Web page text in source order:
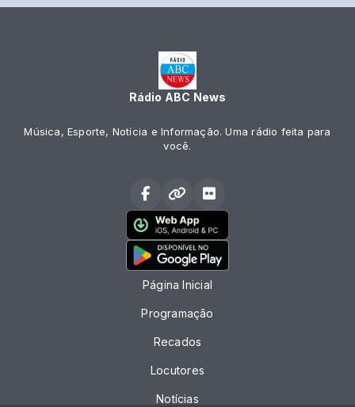
Rádio ABC News
Música, Esporte, Notícia e Informação. Uma rádio feita para
você.
Página Inicial
Programação
Recados
Locutores
Notícias